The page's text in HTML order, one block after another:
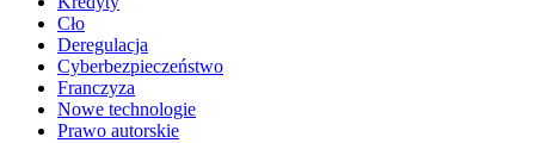
Cło
Deregulacja
Cyberbezpieczeństwo
Franczyza
Nowe technologie
Prawo autorskie